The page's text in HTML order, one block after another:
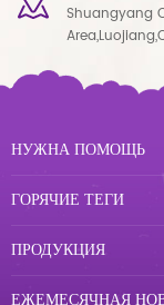
Shuangyang
НУЖНА ПОМОЩЬ
ГОРЯЧИЕ ТЕГИ
ПРОДУКЦИЯ